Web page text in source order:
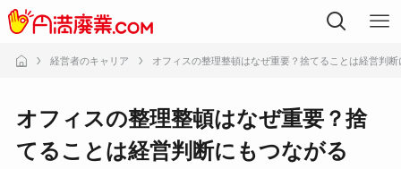
経営者のキャリア オフィスの整理整頓はなぜ重要？捨てることは経営判
オフィスの整理整頓はなぜ重要？捨
てることは経営判断にもつながる